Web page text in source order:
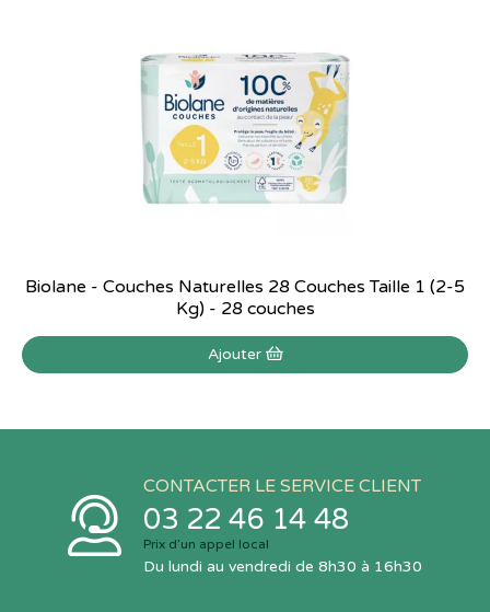
Biolane - Couches Naturelles 28 Couches Taille 1 (2-5
Kg) - 28 couches
Ajouter
CONTACTER LE SERVICE CLIENT
03 22 46 14 48
Prix d’un appel local
Du lundi au vendredi de 8h30 à 16h30